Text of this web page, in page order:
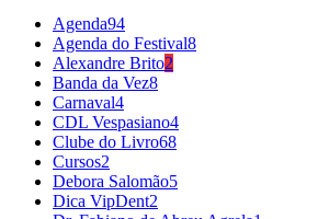
Agenda94
Agenda do Festival8
Alexandre Brito2
Banda da Vez8
Carnaval4
CDL Vespasiano4
Clube do Livro68
Cursos2
Debora Salomão5
Dica VipDent2